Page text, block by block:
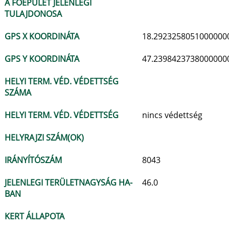
A FŐÉPÜLET JELENLEGI
TULAJDONOSA
GPS X KOORDINÁTA
GPS Y KOORDINÁTA
HELYI TERM. VÉD. VÉDETTSÉG
SZÁMA
HELYI TERM. VÉD. VÉDETTSÉG
nincs védettség
HELYRAJZI SZÁM(OK)
IRÁNYÍTÓSZÁM
8043
JELENLEGI TERÜLETNAGYSÁG HA-
BAN
46.0
KERT ÁLLAPOTA